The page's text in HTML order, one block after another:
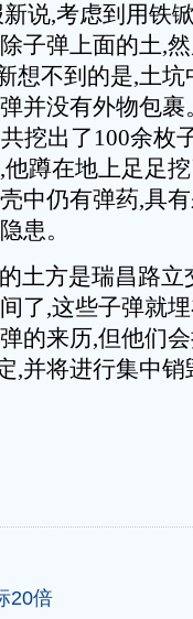
说,考虑到用铁
子弹上面的土,
想不到的是,土
并没有外物包裹
挖出了100余枚
蹲在地上足足
中仍有弹药,具
患。
土方是瑞昌路立
了,这些子弹就
的来历,但他们
,并将进行集中销
20倍